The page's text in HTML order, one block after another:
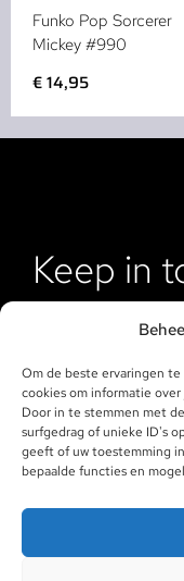
Om de beste ervaringen
cookies om informatie
Door in te stemmen met
surfgedrag of unieke ID's
geeft of uw toestemming
bepaalde functies en
Funko Pop Sorcerer
Mickey #990
€14,95
Keep in
Klantenservice
Algemene
Retourneren